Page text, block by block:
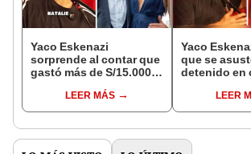
Yaco Eskenazi
sorprende al contar que
gastó más de S/15.000
Vértiz: " Los primeros
años"
LEER MÁS
Yaco
que se
detenido en
LEER